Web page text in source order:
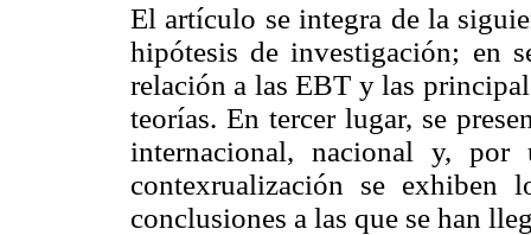
El artículo se integra de la
hipótesis de investigación; en
relación a las EBT y las
teorías. En tercer lugar, se
internacional, nacional y,
contexrualización se exhiben
conclusiones a las que se han